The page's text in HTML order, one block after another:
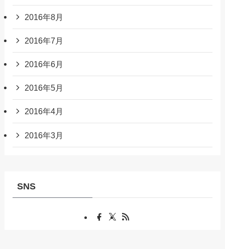
2016年8月
2016年7月
2016年6月
2016年5月
2016年4月
2016年3月
SNS